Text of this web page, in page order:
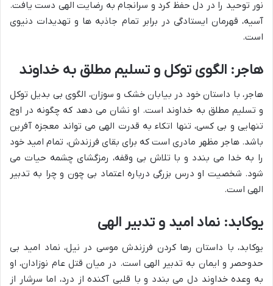
نور توحید را در دل حفظ کرد و سرانجام به رضایت الهی دست یافت.
آسیه، قهرمان ایستادگی در برابر تمام جاذبه ها و تهدیدات دنیوی
است.
هاجر: الگوی توکل و تسلیم مطلق به خداوند
هاجر، با داستان خود در بیابان خشک و سوزان، الگوی بی بدیل توکل
و تسلیم مطلق به خداوند است. او نشان می دهد که چگونه در اوج
تنهایی و بی کسی، تنها اتکاء به قدرت الهی می تواند معجزه آفرین
باشد. هاجر مظهر مادری است که برای بقای فرزندش، تمام امید خود
را به خدا می بندد و با تلاش بی وقفه، رمزگشای چشمه حیات می
شود. شخصیت او درس بزرگی درباره اعتماد بی چون و چرا به تدبیر
الهی است.
یوکابد: نماد امید و تدبیر الهی
یوکابد، با داستان رها کردن فرزندش موسی در نیل، نماد امید بی
حدوحصر و ایمان به تدبیر الهی است. در میان قتل عام نوزادان، او
به وعده خداوند دل می بندد و با قلبی آکنده از درد، اما سرشار از